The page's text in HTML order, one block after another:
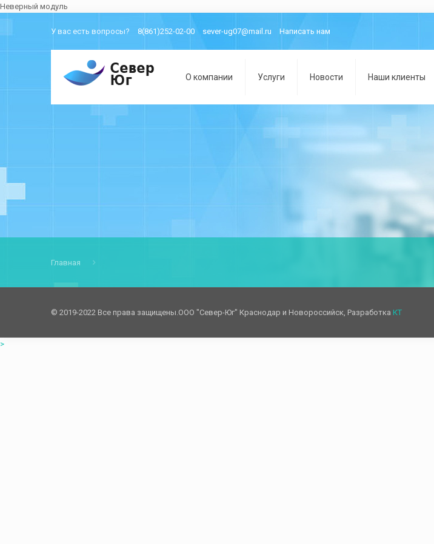
Неверный модуль
У вас есть вопросы? 8(861)252-02-00 sever-ug07@mail.ru Написать нам
О компании Услуги Новости Наши клиенты
Главная
© 2019-2022 Все права защищены.OOO "Север-Юг" Краснодар и Новороссийск, Разработка КТ
>